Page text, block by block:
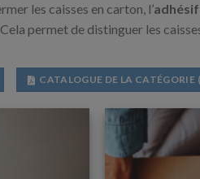
les caisses en carton, l’
permet de distinguer les
CATALOGUE DE LA CATÉGORIE